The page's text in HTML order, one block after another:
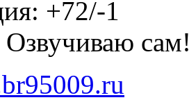
+72/-1
Озвучиваю